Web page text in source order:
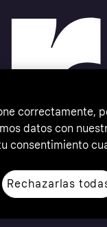
46,
correctamente,
datos con
consentimiento
Rechazarlas